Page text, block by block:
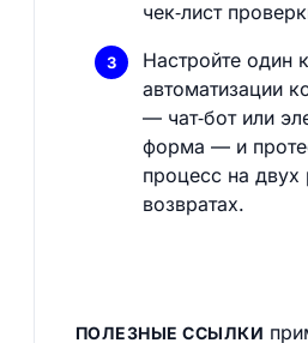
чек‑лист
Настройте один
автоматизации
— чат‑бот или
форма — и
процесс на двух
возвратах.
ПОЛЕЗНЫЕ ССЫЛКИ